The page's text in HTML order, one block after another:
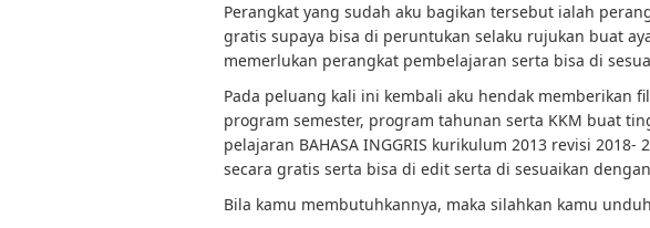
Perangkat yang sudah aku bagikan tersebut ialah
gratis supaya bisa di peruntukan selaku rujukan buat
memerlukan perangkat pembelajaran serta bisa di
Pada peluang kali ini kembali aku hendak memberikan
program semester, program tahunan serta KKM buat
pelajaran BAHASA INGGRIS kurikulum 2013 revisi 2018-
secara gratis serta bisa di edit serta di sesuaikan
Bila kamu membutuhkannya, maka silahkan kamu